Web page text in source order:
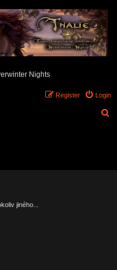
Nights
Login
Register
c
jiného...